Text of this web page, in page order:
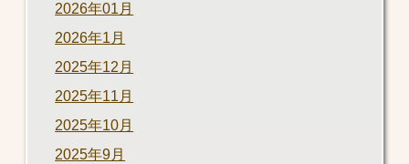
2026年01月
2026年1月
2025年12月
2025年11月
2025年10月
2025年9月